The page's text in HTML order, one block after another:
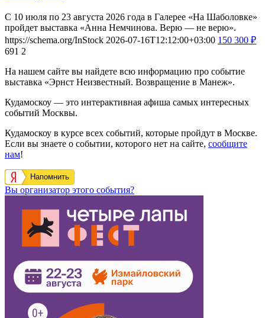
С 10 июля по 23 августа 2026 года в Галерее «На Шаболовке»
пройдет выставка «Анна Немчинова. Верю — не верю».
https://schema.org/InStock 2026-07-16T12:12:00+03:00 150 300 ₽
691 2
На нашем сайте вы найдете всю информацию про событие
выставка «Эрнст Неизвестный. Возвращение в Манеж».
Кудамоскоу — это интерактивная афиша самых интересных
событий Москвы.
Кудамоскоу в курсе всех событий, которые пройдут в Москве.
Если вы знаете о событии, которого нет на сайте, сообщите
нам!
Напомнить
Вы организатор этого события?